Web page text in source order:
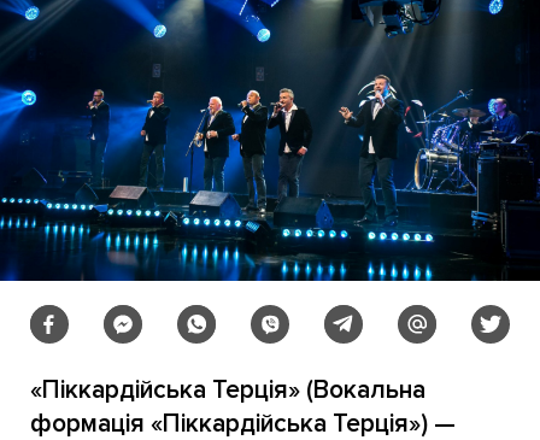
«Піккардійська Терція» (Вокальна
формація «Піккардійська Терція») —